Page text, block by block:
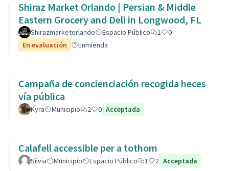
Shiraz Market Orlando | Persian & Middle
Eastern Grocery and Deli in Longwood, FL
Shirazmarketorlando Espacio Público 1
0
En evaluación
Enmienda
Campaña de concienciación recogida heces
vía pública
Kyra Municipio 2 0 Acceptada
Calafell accessible per a tothom
Silvia Municipio Espacio Público 1 2 Acceptada